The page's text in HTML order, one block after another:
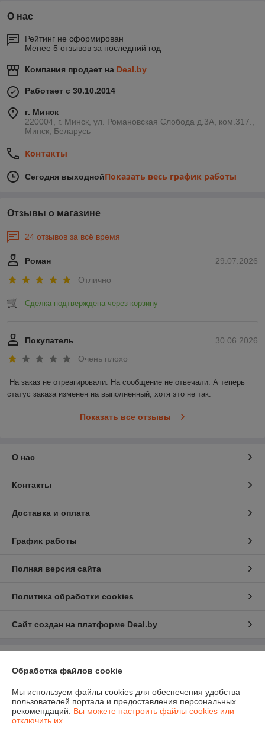
О нас
Рейтинг не сформирован
Менее 5 отзывов за последний год
Компания продает на Deal.by
Работает с 30.10.2014
г. Минск
220004, г. Минск, ул. Романовская Слобода д.3А, ком.317.,
Минск, Беларусь
Контакты
Сегодня выходнойПоказать весь график работы
Отзывы о магазине
24 отзывов за всё время
29.07.2026
Роман
Отлично
Сделка подтверждена через корзину
30.06.2026
Покупатель
Очень плохо
На заказ не отреагировали. На сообщение не отвечали. А теперь
статус заказа изменен на выполненный, хотя это не так.
Показать все отзывы
О нас
Контакты
Доставка и оплата
График работы
Полная версия сайта
Политика обработки cookies
Сайт создан на платформе Deal.by
220004, г. Минск, ул. Романовская Слобода д. 3А, оф. 317.
Регистрационный номер ЕГР: 190249531
Обработка файлов cookie
Мы используем файлы cookies для обеспечения удобства
пользователей портала и предоставления персональных
рекомендаций. Вы можете настроить файлы cookies или
отключить их.